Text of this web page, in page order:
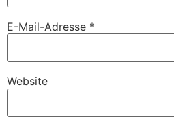
E-Mail-Adresse *
Website